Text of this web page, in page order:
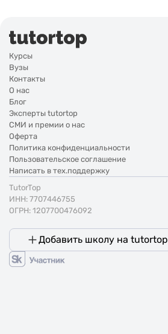
Курсы
Вузы
Контакты
О нас
Блог
Эксперты tutortop
СМИ и премии о нас
Оферта
Политика конфиденциальности
Пользовательское соглашение
Написать в тех.поддержку
TutorTop
ИНН: 7707446755
ОГРН: 1207700476092
Добавить школу на tutortop